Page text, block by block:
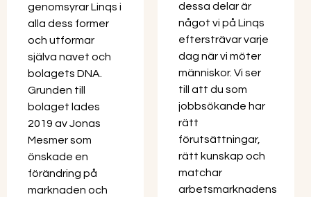
genomsyrar Linqs i
alla dess former
och utformar
själva navet och
bolagets DNA.
Grunden till
bolaget lades
2019 av Jonas
Mesmer som
önskade en
förändring på
marknaden och
dessa delar är
något vi på Linqs
eftersträvar varje
dag när vi möter
människor. Vi ser
till att du som
jobbsökande har
rätt
förutsättningar,
rätt kunskap och
matchar
arbetsmarknadens